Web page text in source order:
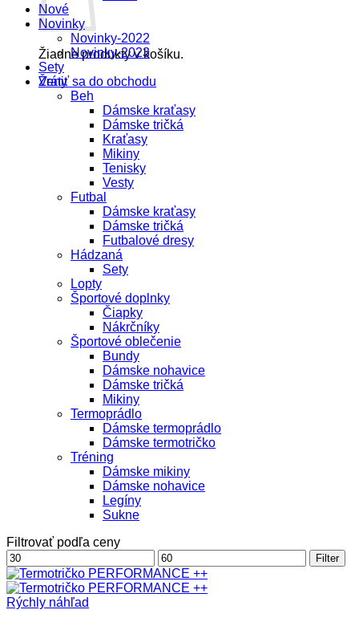
Žiadne produkty v košíku.
Vrátiť sa do obchodu
Nové
Novinky
Novinky-2022
Novinky-2023
Sety
Ženy
Beh
Dámske kraťasy
Dámske tričká
Kraťasy
Mikiny
Tenisky
Vesty
Futbal
Dámske kraťasy
Dámske tričká
Futbalové dresy
Hádzaná
Sety
Lopty
Športové doplnky
Čiapky
Nákrčníky
Športové oblečenie
Bundy
Dámske nohavice
Dámske tričká
Mikiny
Termoprádlo
Dámske termoprádlo
Dámske termotričko
Tréning
Dámske mikiny
Dámske nohavice
Legíny
Sukne
Filtrovať podľa ceny
Minimálna
cena
Maximálna
cena
Filter
Rýchly náhľad